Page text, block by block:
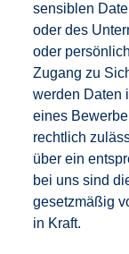
sensiblen
oder des
oder
Zugang zu
werden Daten
eines
rechtlich
über ein
bei uns sind
gesetzmäßig
in Kraft.